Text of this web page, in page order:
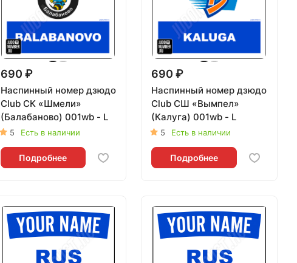
690 ₽
Наспинный номер дзюдо
Club СК «Шмели»
(Балабаново) 001wb - L
5 Есть в наличии
Подробнее
690 ₽
Наспинный номер дзюдо
Club СШ «Вымпел»
(Калуга) 001wb - L
5 Есть в наличии
Подробнее